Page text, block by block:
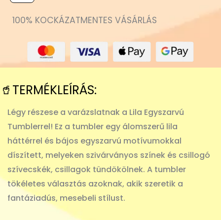
100% KOCKÁZATMENTES VÁSÁRLÁS
🥤TERMÉKLEÍRÁS:
Légy részese a varázslatnak a Lila Egyszarvú
Tumblerrel! Ez a tumbler egy álomszerű lila
háttérrel és bájos egyszarvú motívumokkal
díszített, melyeken szivárványos színek és csillogó
szívecskék, csillagok tündökölnek. A tumbler
tökéletes választás azoknak, akik szeretik a
fantáziadús, mesebeli stílust.